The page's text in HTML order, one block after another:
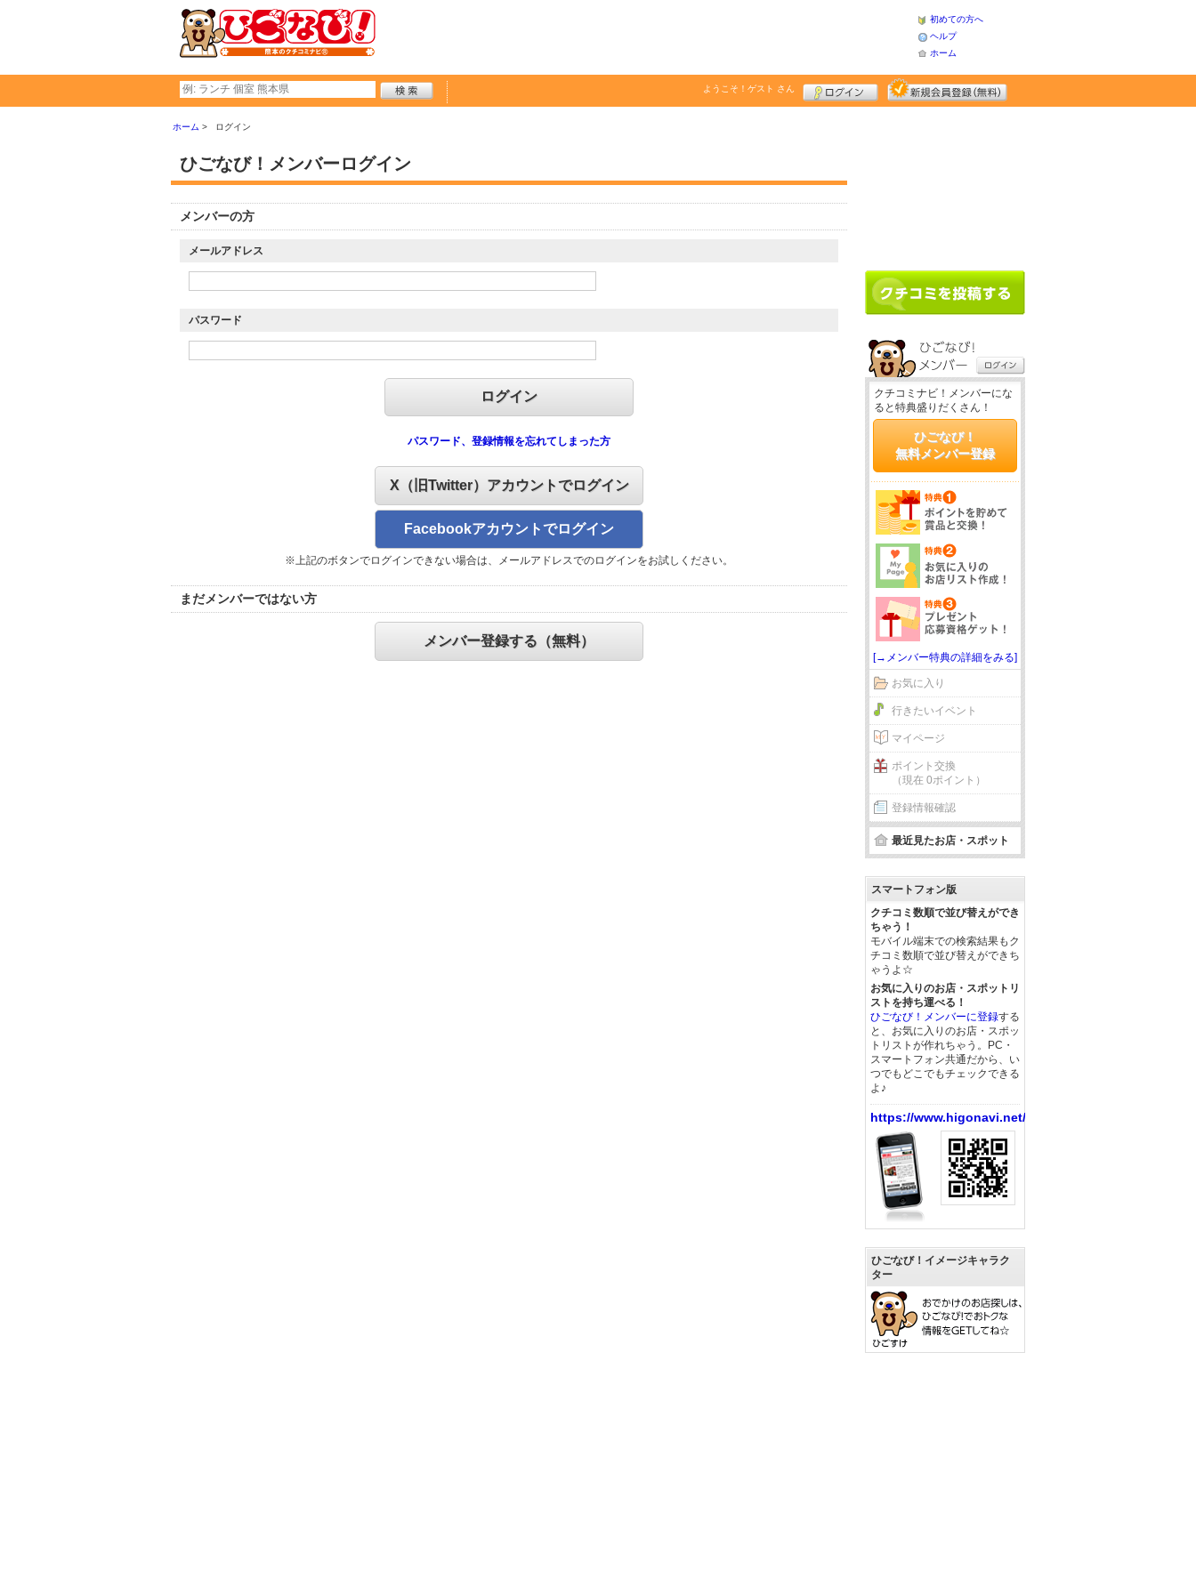
初めての方へ
ヘルプ
ホーム
ようこそ！ ゲスト さん
ホーム ログイン
ひごなび！メンバーログイン
メンバーの方
メールアドレス
パスワード
パスワード、登録情報を忘れてしまった方
X（旧Twitter）アカウントでログイン
Facebookアカウントでログイン
※上記のボタンでログインできない場合は、メールアドレスでのログインをお試しください。
まだメンバーではない方
メンバー登録する（無料）
クチコミナビ！メンバーにな
ると特典盛りだくさん！
ひごなび！
無料メンバー登録
[→メンバー特典の詳細をみる]
お気に入り
行きたいイベント
マイページ
ポイント交換
（現在 0ポイント）
登録情報確認
最近見たお店・スポット
スマートフォン版
クチコミ数順で並び替えができ
ちゃう！
モバイル端末での検索結果もク
チコミ数順で並び替えができち
ゃうよ☆
お気に入りのお店・スポットリ
ストを持ち運べる！
ひごなび！メンバーに登録する
と、お気に入りのお店・スポッ
トリストが作れちゃう。PC・
スマートフォン共通だから、い
つでもどこでもチェックできる
よ♪
https://www.higonavi.net/
ひごなび！イメージキャラク
ター